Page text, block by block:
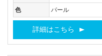
色 パール
詳細はこちら